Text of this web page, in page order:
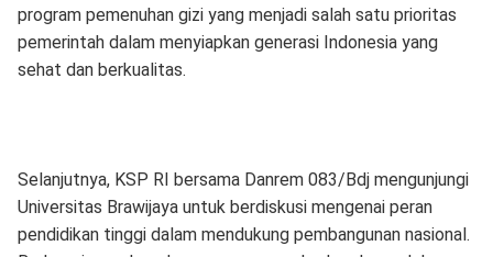
program pemenuhan gizi yang menjadi salah satu prioritas
pemerintah dalam menyiapkan generasi Indonesia yang
sehat dan berkualitas.
Selanjutnya, KSP RI bersama Danrem 083/Bdj mengunjungi
Universitas Brawijaya untuk berdiskusi mengenai peran
pendidikan tinggi dalam mendukung pembangunan nasional.